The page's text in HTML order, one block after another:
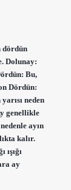
dördün
Dolunay:
Bu,
Dördün:
neden
genellikle
ayın
kalır.
ışığı
ay